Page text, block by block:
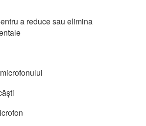
a reduce sau elimina